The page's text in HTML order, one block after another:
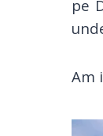
pe
Am